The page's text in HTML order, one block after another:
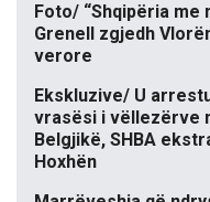
Foto/ “Shqipëria me
Grenell zgjedh
verore
Ekskluzive/ U
vrasësi i vëllezërve
Belgjikë, SHBA
Hoxhën